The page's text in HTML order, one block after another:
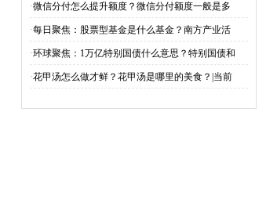
·微信分付怎么提升额度？微信分付额度一般是多
·每日聚焦：股票型基金是什么基金？南方产业活
·环球聚焦：1万亿特别国债什么意思？特别国债和
·花甲汤怎么做才鲜？花甲汤是哪里的美食？|当前